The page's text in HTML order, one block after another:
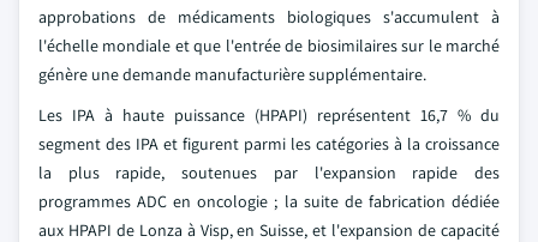
approbations de médicaments biologiques s'accumulent à
l'échelle mondiale et que l'entrée de biosimilaires sur le marché
génère une demande manufacturière supplémentaire.
Les IPA à haute puissance (HPAPI) représentent 16,7 % du
segment des IPA et figurent parmi les catégories à la croissance
la plus rapide, soutenues par l'expansion rapide des
programmes ADC en oncologie ; la suite de fabrication dédiée
aux HPAPI de Lonza à Visp, en Suisse, et l'expansion de capacité